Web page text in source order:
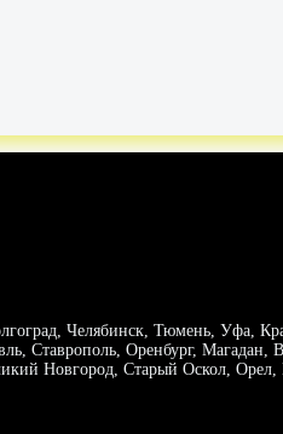
Челябинск, Тюмень, Уфа,
Ставрополь, Оренбург,
Новгород, Старый Оскол,